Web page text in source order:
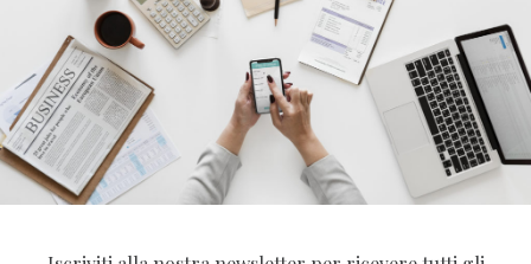
Alimentazione
Beauty
Benessere